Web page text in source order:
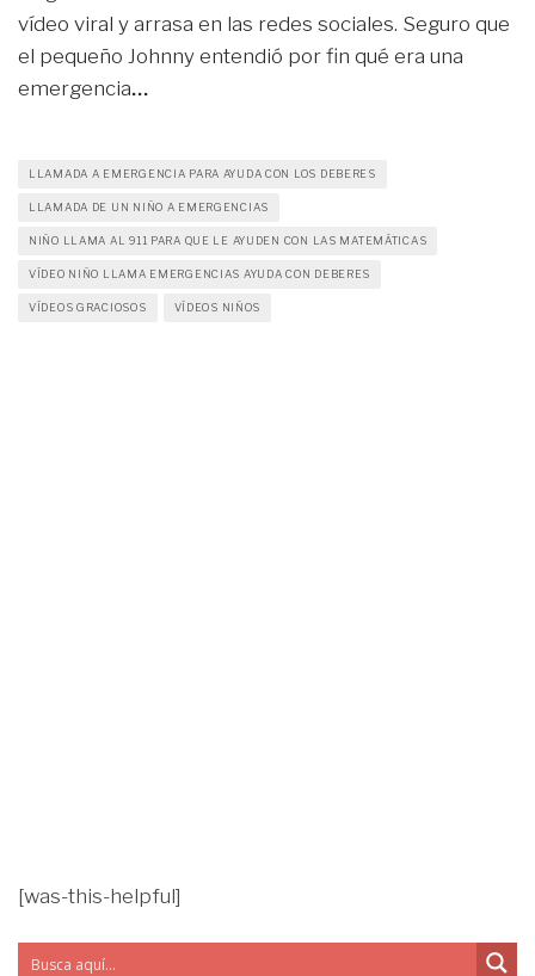
vídeo viral y arrasa en las redes sociales. Seguro que
el pequeño Johnny entendió por fin qué era una
emergencia…
LLAMADA A EMERGENCIA PARA AYUDA CON LOS DEBERES
LLAMADA DE UN NIÑO A EMERGENCIAS
NIÑO LLAMA AL 911 PARA QUE LE AYUDEN CON LAS MATEMÁTICAS
VÍDEO NIÑO LLAMA EMERGENCIAS AYUDA CON DEBERES
VÍDEOS GRACIOSOS VÍDEOS NIÑOS
[was-this-helpful]